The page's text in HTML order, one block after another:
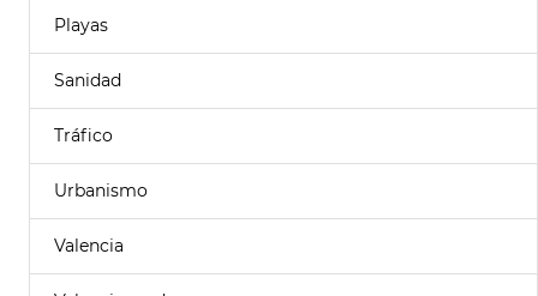
Playas
Sanidad
Tráfico
Urbanismo
Valencia